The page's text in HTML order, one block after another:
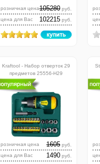
розничная цена105280 руб.
цена для Вас
102215 руб.
Kraftool - Набор отверток 29
предметов 25556-H29
розничная цена 1605 руб.
цена для Вас
1490 руб.